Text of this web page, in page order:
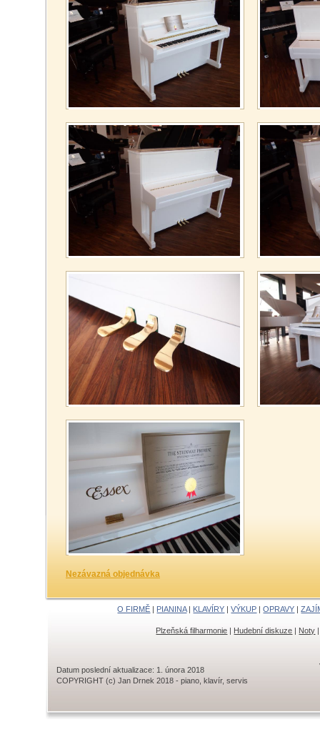
Nezávazná objednávka
O FIRMĚ | PIANINA| KLAVÍRY |VÝKUP |OPRAVY |
Plzeňská filharmonie | Hudební diskuze | Noty
Datum poslední aktualizace: 1. února 2018
COPYRIGHT (c) Jan Drnek 2018 - piano, klavír, servis